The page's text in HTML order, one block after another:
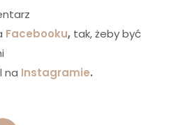
Facebooku, tak, żeby być
na Instagramie.